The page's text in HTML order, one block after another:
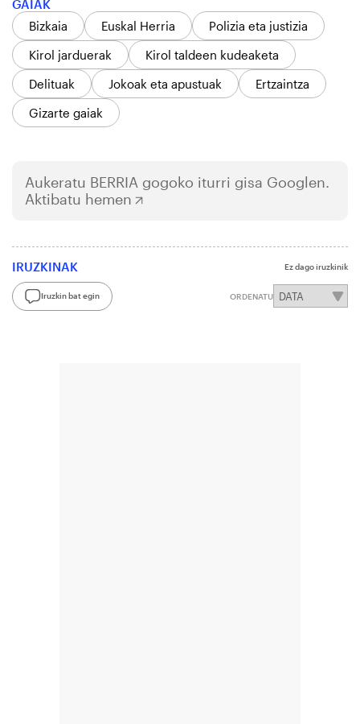
GAIAK
Bizkaia
Euskal Herria
Polizia eta justizia
Kirol jarduerak
Kirol taldeen kudeaketa
Delituak
Jokoak eta apustuak
Ertzaintza
Gizarte gaiak
Aukeratu BERRIA gogoko iturri gisa Googlen.
Aktibatu hemen
IRUZKINAK Ez dago iruzkinik
Iruzkin bat egin ORDENATU